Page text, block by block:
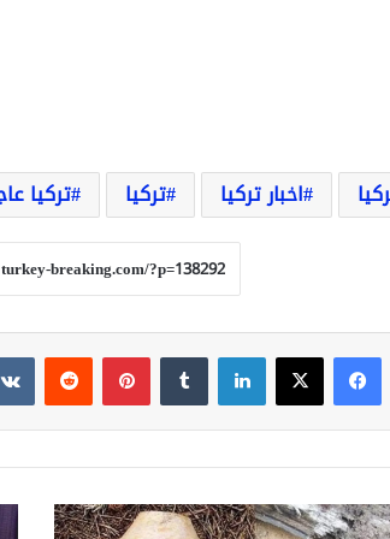
اخبار تركيا تركيا تركيا
فيسبوك‫X لينكدإن بينتيريست